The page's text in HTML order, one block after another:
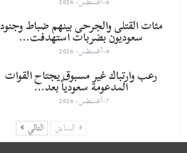
مئات القتلى والجرحى بينهم ضباط وجنود
سعوديون بضربات استهدفت…
6-أغسطس- 2026
رعب وارتباك غير مسبوق يجتاح القوات
المدعومة سعودياً بعد…
7-أغسطس- 2026
السابق التالي